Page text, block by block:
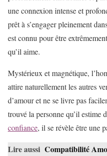
une connexion intense et
prêt à s’engager pleinement
est connu pour être
qu’il aime.
Mystérieux et magnétique,
attire naturellement les autres
d’amour et ne se livre pas
trouvé la personne qu’il estime
confiance, il se révèle être une
Lire aussi Compatibilité